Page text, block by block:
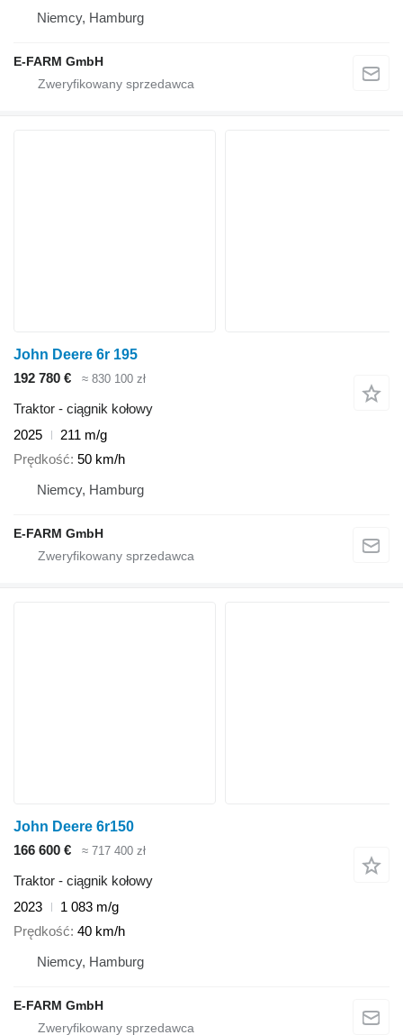
Niemcy, Hamburg
E-FARM GmbH
John Deere 6r 195
192 780 €
≈ 830 100 zł
Traktor - ciągnik kołowy
2025
211 m/g
Prędkość 50 km/h
Niemcy, Hamburg
E-FARM GmbH
John Deere 6r150
166 600 €
≈ 717 400 zł
Traktor - ciągnik kołowy
2023
1 083 m/g
Prędkość 40 km/h
Niemcy, Hamburg
E-FARM GmbH